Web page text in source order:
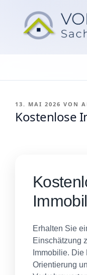
springen
VERÖFFENTLICHT
AM
13. MAI 2026 VON
Kostenlose
Erhalten Sie
Einschätzung
Immobilie.
Orientierung